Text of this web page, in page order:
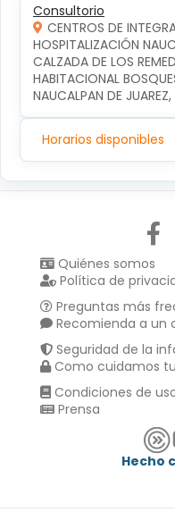
Consultorio
CENTROS DE
HOSPITALIZACIÓN
CALZADA DE LOS
HABITACIONAL
NAUCALPAN DE
Horarios disponibles
Quiénes somos
Política de
Preguntas más
Recomienda a un
Seguridad de la
Como cuidamos
Condiciones de
Prensa
Hecho